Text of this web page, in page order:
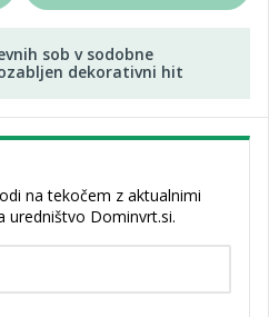
sob v sodobne
dekorativni hit
na tekočem z aktualnimi
uredništvo Dominvrt.si.